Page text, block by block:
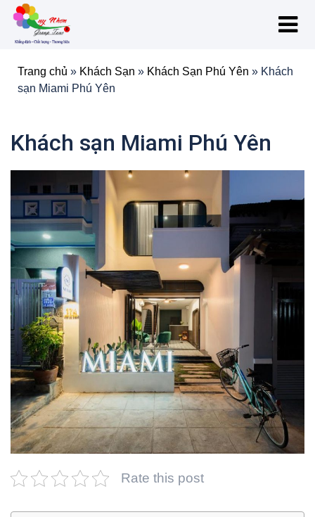
Trang chủ » Khách Sạn » Khách Sạn Phú Yên » Khách
sạn Miami Phú Yên
Khách sạn Miami Phú Yên
Rate this post